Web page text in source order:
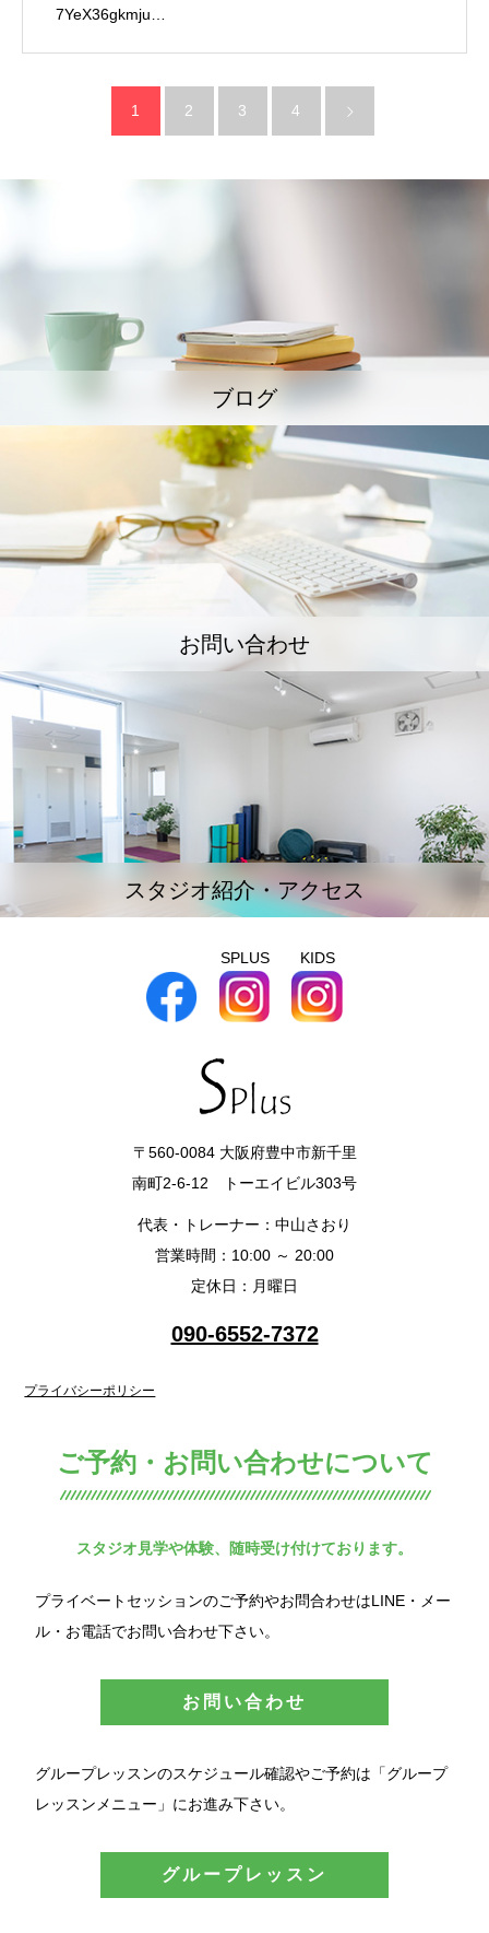
7YeX36gkmju…
1 2 3 4
ブログ
お問い合わせ
スタジオ紹介・アクセス
SPLUS KIDS
〒560-0084 大阪府豊中市新千里
南町2-6-12 トーエイビル303号
代表・トレーナー：中山さおり
営業時間：10:00 ～ 20:00
定休日：月曜日
090-6552-7372
プライバシーポリシー
ご予約・お問い合わせについて
スタジオ見学や体験、随時受け付けております。
プライベートセッションのご予約やお問合わせはLINE・メー
ル・お電話でお問い合わせ下さい。
お問い合わせ
グループレッスンのスケジュール確認やご予約は「グループ
レッスンメニュー」にお進み下さい。
グループレッスン